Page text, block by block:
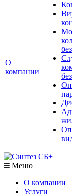
О
компании
Меню
О компании
Услуги